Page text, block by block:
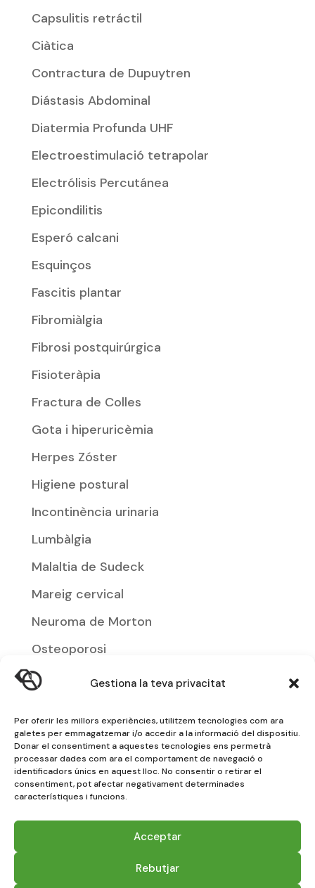
Gestiona la teva privacitat
Per oferir les millors experiències, utilitzem tecnologies com ara
galetes per emmagatzemar i/o accedir a la informació del dispositiu.
Donar el consentiment a aquestes tecnologies ens permetrà
processar dades com ara el comportament de navegació o
identificadors únics en aquest lloc. No consentir o retirar el
consentiment, pot afectar negativament determinades
característiques i funcions.
Acceptar
Rebutjar
Capsulitis retráctil
Ciàtica
Contractura de Dupuytren
Diástasis Abdominal
Diatermia Profunda UHF
Electroestimulació tetrapolar
Electrólisis Percutánea
Epicondilitis
Esperó calcani
Esquinços
Fascitis plantar
Fibromiàlgia
Fibrosi postquirúrgica
Fisioteràpia
Fractura de Colles
Gota i hiperuricèmia
Herpes Zóster
Higiene postural
Incontinència urinaria
Lumbàlgia
Malaltia de Sudeck
Mareig cervical
Neuroma de Morton
Osteoporosi
Podología
Suport plantar infantil
Tendinitis
Tendinitis De Quervain
Vessament articular